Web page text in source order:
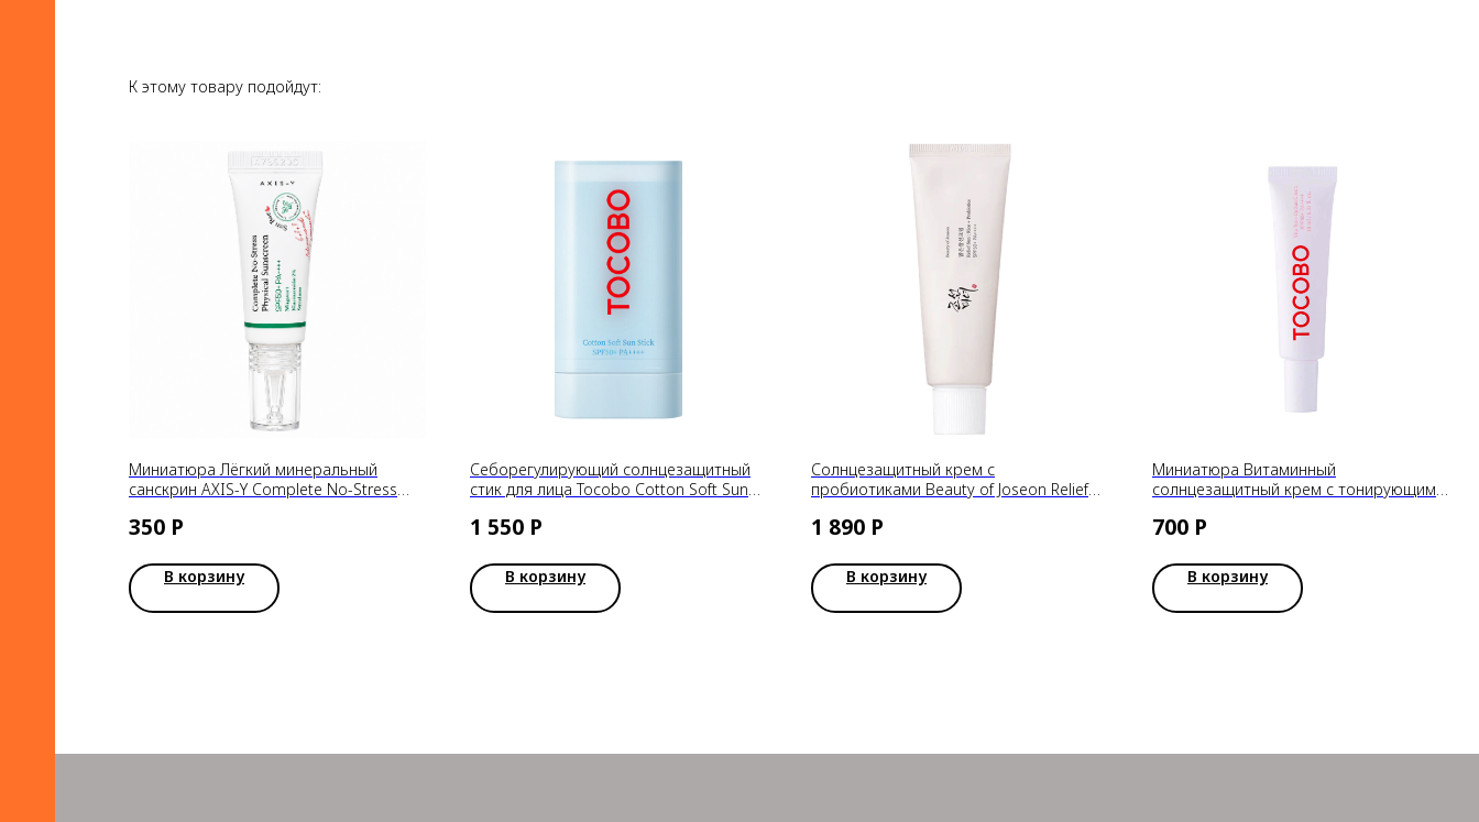
К этому товару подойдут:
Миниатюра Лёгкий минеральный
санскрин AXIS-Y Complete No-Stress
10 мл
350 Р
В корзину
Себорегулирующий солнцезащитный
стик для лица Tocobo Cotton Soft Sun
1 550 Р
В корзину
Солнцезащитный крем с
пробиотиками Beauty of Joseon Relief
1 890 Р
В корзину
Миниатюра Витаминный
солнцезащитный крем с тонирующим
Cream DELUXE SPF50+ PA++++ 10ml
700 Р
В корзину